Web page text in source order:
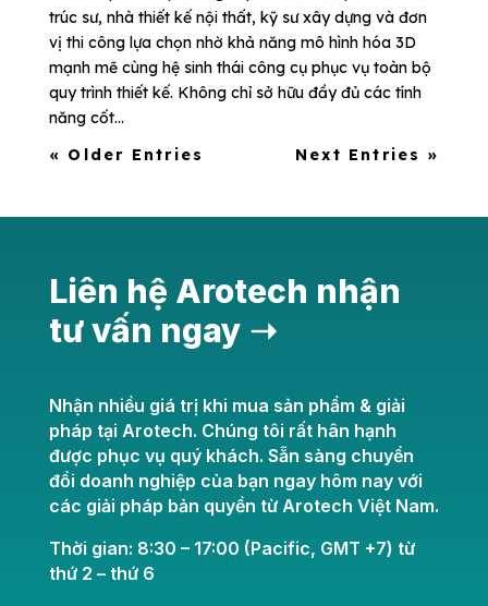
trúc sư, nhà thiết kế nội thất, kỹ sư xây dựng và đơn
vị thi công lựa chọn nhờ khả năng mô hình hóa 3D
mạnh mẽ cùng hệ sinh thái công cụ phục vụ toàn bộ
quy trình thiết kế. Không chỉ sở hữu đầy đủ các tính
năng cốt...
« Older Entries
Next Entries »
Liên hệ Arotech nhận
tư vấn ngay ➝
Nhận nhiều giá trị khi mua sản phẩm & giải
pháp tại Arotech. Chúng tôi rất hân hạnh
được phục vụ quý khách. Sẵn sàng chuyển
đổi doanh nghiệp của bạn ngay hôm nay với
các giải pháp bản quyền từ Arotech Việt Nam.
Thời gian: 8:30 – 17:00 (Pacific, GMT +7) từ
thứ 2 – thứ 6